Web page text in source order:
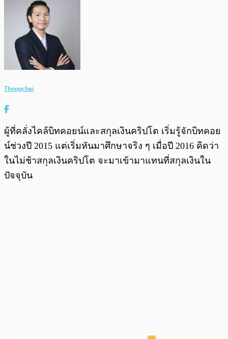
Thongchai
ผู้ที่คลั่งไคล้บิทคอยน์และสกุลเงินคริปโต เริ่มรู้จักบิทคอย
น์ช่วงปี 2015 แต่เริ่มหันมาศึกษาจริง ๆ เมื่อปี 2016 คิดว่า
ในไม่ช้าสกุลเงินคริปโต จะมาเข้ามาแทนที่สกุลเงินใน
ปัจจุบัน